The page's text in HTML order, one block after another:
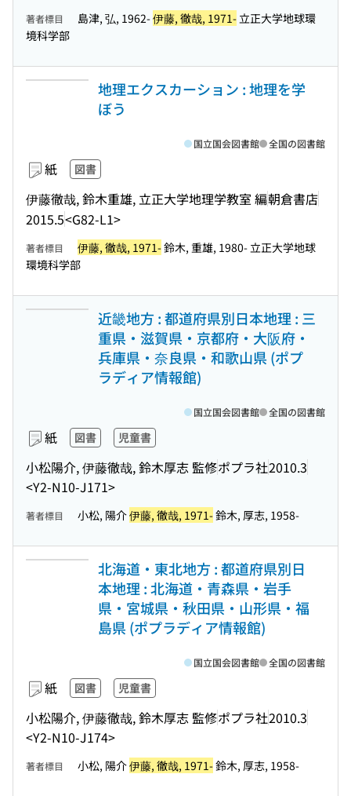
著者標目 島津, 弘, 1962-伊藤, 徹哉, 1971-立正大学地球環
境科学部
地理エクスカーション : 地理を学
ぼう
紙 図書
伊藤徹哉, 鈴木重雄, 立正大学地理学教室 編朝倉書店
2015.5<G82-L1>
国立国会図書館 全国の図書館
著者標目 伊藤, 徹哉, 1971-鈴木, 重雄, 1980- 立正大学地球
環境科学部
近畿地方 : 都道府県別日本地理 : 三
重県・滋賀県・京都府・大阪府・
兵庫県・奈良県・和歌山県 (ポプ
ラディア情報館)
紙 図書 児童書
小松陽介, 伊藤徹哉, 鈴木厚志 監修ポプラ社2010.3
<Y2-N10-J171>
国立国会図書館 全国の図書館
著者標目 小松, 陽介伊藤, 徹哉, 1971-鈴木, 厚志, 1958-
北海道・東北地方 : 都道府県別日
本地理 : 北海道・青森県・岩手
県・宮城県・秋田県・山形県・福
島県 (ポプラディア情報館)
紙 図書 児童書
小松陽介, 伊藤徹哉, 鈴木厚志 監修ポプラ社2010.3
<Y2-N10-J174>
国立国会図書館 全国の図書館
著者標目 小松, 陽介伊藤, 徹哉, 1971-鈴木, 厚志, 1958-